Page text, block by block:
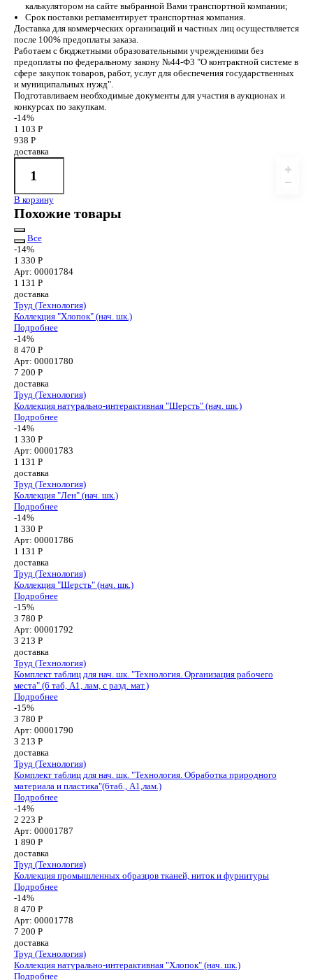
калькулятором на сайте выбранной Вами транспортной компании;
Срок поставки регламентирует транспортная компания.
Доставка для коммерческих организаций и частных лиц осуществляется
после 100% предоплаты заказа.
Работаем с бюджетными образовательными учреждениями без
предоплаты по федеральному закону №44-Ф3 "О контрактной системе в
сфере закупок товаров, работ, услуг для обеспечения государственных
и муниципальных нужд".
Подготавливаем необходимые документы для участия в аукционах и
конкурсах по закупкам.
-14%
1 103 Р
938 Р
доставка
В корзину
Похожие товары
Все
-14%
1 330 Р
Арт: 00001784
1 131 Р
доставка
Труд (Технология)
Коллекция "Хлопок" (нач. шк.)
Подробнее
-14%
8 470 Р
Арт: 00001780
7 200 Р
доставка
Труд (Технология)
Коллекция натурально-интерактивная "Шерсть" (нач. шк.)
Подробнее
-14%
1 330 Р
Арт: 00001783
1 131 Р
доставка
Труд (Технология)
Коллекция "Лен" (нач. шк.)
Подробнее
-14%
1 330 Р
Арт: 00001786
1 131 Р
доставка
Труд (Технология)
Коллекция "Шерсть" (нач. шк.)
Подробнее
-15%
3 780 Р
Арт: 00001792
3 213 Р
доставка
Труд (Технология)
Комплект таблиц для нач. шк. "Технология. Организация рабочего
места" (6 таб, А1, лам, с разд. мат.)
Подробнее
-15%
3 780 Р
Арт: 00001790
3 213 Р
доставка
Труд (Технология)
Комплект таблиц для нач. шк. "Технология. Обработка природного
материала и пластика"(6таб., А1,лам.)
Подробнее
-14%
2 223 Р
Арт: 00001787
1 890 Р
доставка
Труд (Технология)
Коллекция промышленных образцов тканей, ниток и фурнитуры
Подробнее
-14%
8 470 Р
Арт: 00001778
7 200 Р
доставка
Труд (Технология)
Коллекция натурально-интерактивная "Хлопок" (нач. шк.)
Подробнее